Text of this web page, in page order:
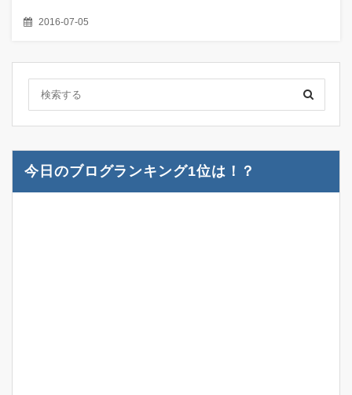
2016-07-05
今日のブログランキング1位は！？